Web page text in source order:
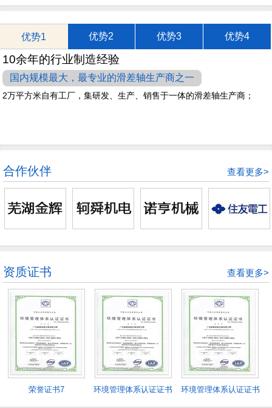
优势1 优势2 优势3 优势4
10余年的行业制造经验
国内规模最大，最专业的滑差轴生产商之一
2万平方米自有工厂，集研发、生产、销售于一体的滑差轴生产商；
合作伙伴 查看更多>
资质证书 查看更多>
荣誉证书7
环境管理体系认证证书
环境管理体系认证证书